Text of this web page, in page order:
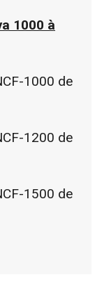
1000 à
1000 de
1200 de
1500 de